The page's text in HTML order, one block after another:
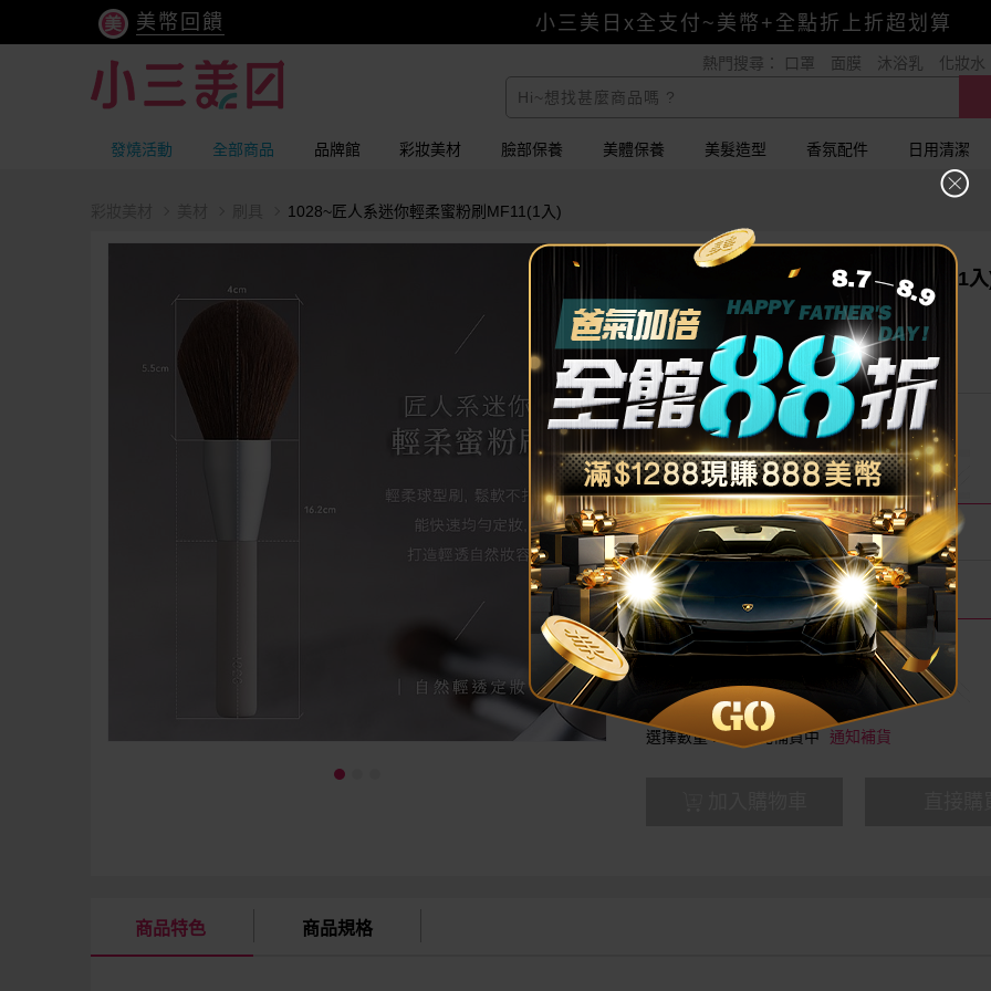
美幣回饋
賺美幣~換好禮~立即換GO~
小三美日x全支付~美幣+全點折上折超划算
熱門搜尋： 口罩 面膜 沐浴乳 化妝水
發燒活動 全部商品 品牌館 彩妝美材 臉部保養 美體保養 美髮造型 香氛配件 日用清潔
1028~匠人系迷你輕柔蜜粉刷MF11(1入)
1028~匠人系迷你輕柔蜜粉刷MF11(1
巧匠工藝，專業優異
輕柔球型鬆軟蜜粉刷
均勻輕透定妝
$367 已銷售315
尚無評分 我要評分
現賺美幣 消費現賺 367 美幣
品牌名稱 1028
分享
禁外島、國外配送。
選擇數量 : 已售完補貨中 通知補貨
商品特色 商品規格